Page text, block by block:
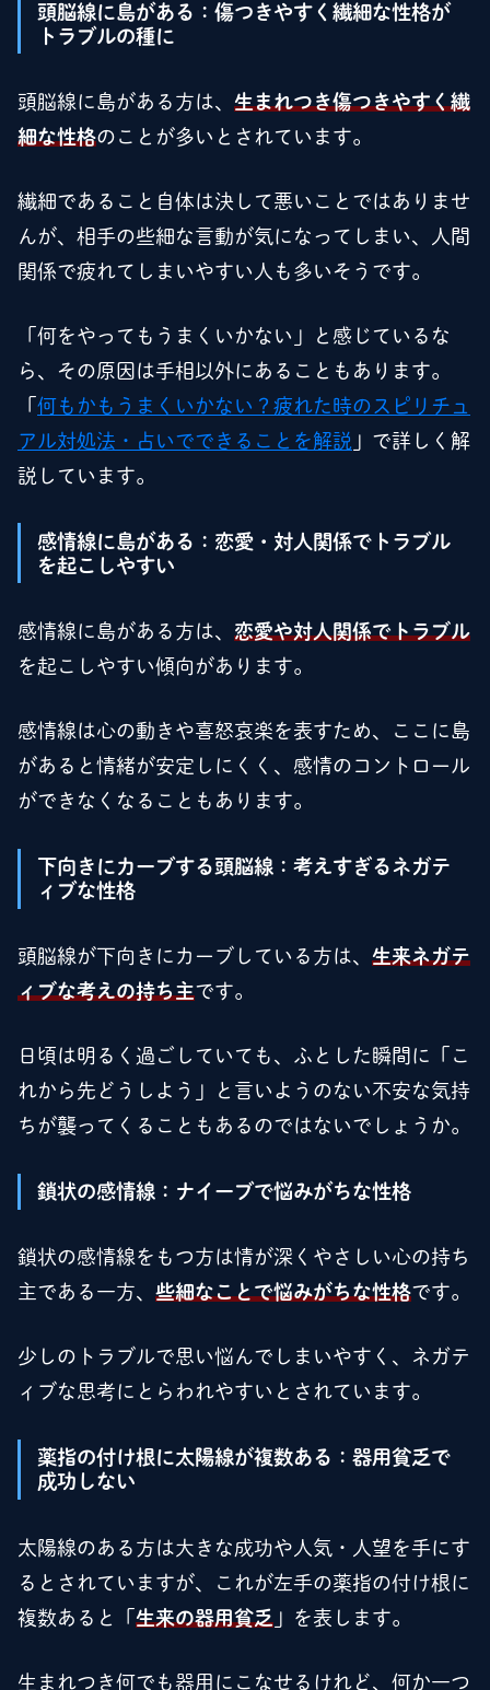
頭脳線に島がある：傷つきやすく繊細な性格が
トラブルの種に
頭脳線に島がある方は、 生まれつき傷つきやすく繊
細な性格のことが多いとされています。
繊細であること自体は決して悪いことではありませ
んが、相手の些細な言動が気になってしまい、人間
関係で疲れてしまいやすい人も多いそうです。
「何をやってもうまくいかない」と感じているな
ら、その原因は手相以外にあることもあります。
何もかもうまくいかない？疲れた時のスピリチュ
アル対処法・占いでできることを解説 」で詳しく解
説しています。
感情線に島がある：恋愛・対人関係でトラブル
を起こしやすい
感情線に島がある方は、 恋愛や対人関係でトラブル
を起こしやすい傾向があります。
感情線は心の動きや喜怒哀楽を表すため、ここに島
があると情緒が安定しにくく、感情のコントロール
ができなくなることもあります。
下向きにカーブする頭脳線：考えすぎるネガテ
ィブな性格
頭脳線が下向きにカーブしている方は、 生来ネガテ
ィブな考えの持ち主です。
日頃は明るく過ごしていても、ふとした瞬間に「こ
れから先どうしよう」と言いようのない不安な気持
ちが襲ってくることもあるのではないでしょうか。
鎖状の感情線：ナイーブで悩みがちな性格
鎖状の感情線をもつ方は情が深くやさしい心の持ち
主である一方、 些細なことで悩みがちな性格です。
少しのトラブルで思い悩んでしまいやすく、ネガテ
ィブな思考にとらわれやすいとされています。
薬指の付け根に太陽線が複数ある：器用貧乏で
成功しない
太陽線のある方は大きな成功や人気・人望を手にす
るとされていますが、これが左手の薬指の付け根に
複数あると「 生来の器用貧乏 」を表します。
生まれつき何でも器用にこなせるけれど、何か一つ